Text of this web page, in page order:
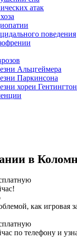
атак
поведения
Альцгеймера
Паркинсона
хореи
в
как игровая
по телефону и